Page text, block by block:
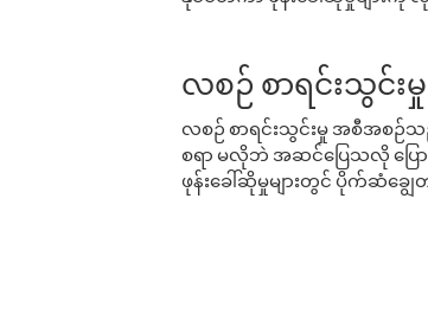
လစဉ် စာရင်းသွင်း
လစဉ် စာရင်းသွင်းမှု အစီအစဉ်သ
စရာ မလိုဘဲ အဆင်ပြေသလို ပြေ
ဖုန်းခေါ်ဆိုမှုများတွင် ပိုက်ဆံချွ